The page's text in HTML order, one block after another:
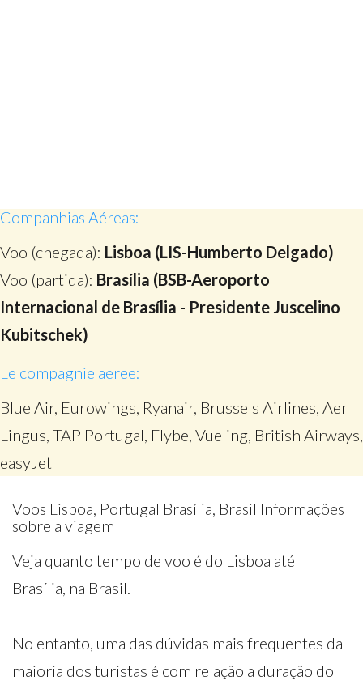
Companhias Aéreas:
Voo (chegada): Lisboa (LIS-Humberto Delgado)
Voo (partida): Brasília (BSB-Aeroporto
Internacional de Brasília - Presidente Juscelino
Kubitschek)
Le compagnie aeree:
Blue Air, Eurowings, Ryanair, Brussels Airlines, Aer
Lingus, TAP Portugal, Flybe, Vueling, British Airways,
easyJet
Voos Lisboa, Portugal Brasília, Brasil Informações
sobre a viagem
Veja quanto tempo de voo é do Lisboa até
Brasília, na Brasil.
No entanto, uma das dúvidas mais frequentes da
maioria dos turistas é com relação a duração do